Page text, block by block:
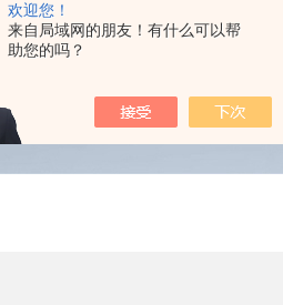
欢迎您！
来自局域网的朋友！有什么可以帮
助您的吗？